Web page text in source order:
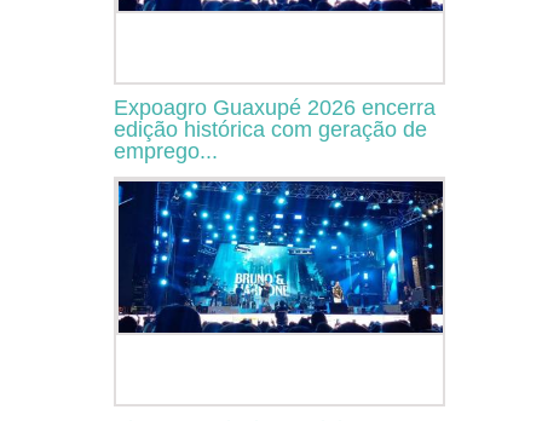
Expoagro Guaxupé 2026 encerra
edição histórica com geração de
emprego...